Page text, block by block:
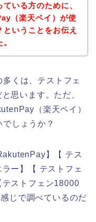
いる方のために、
（楽天ペイ）が使
いうことをお伝え
くは、テストフェ
思います。ただ、
（楽天ペイ）
しょうか？
】【 テス
ー】【 テストフェ
ストフェン18000
じで調べているのだ